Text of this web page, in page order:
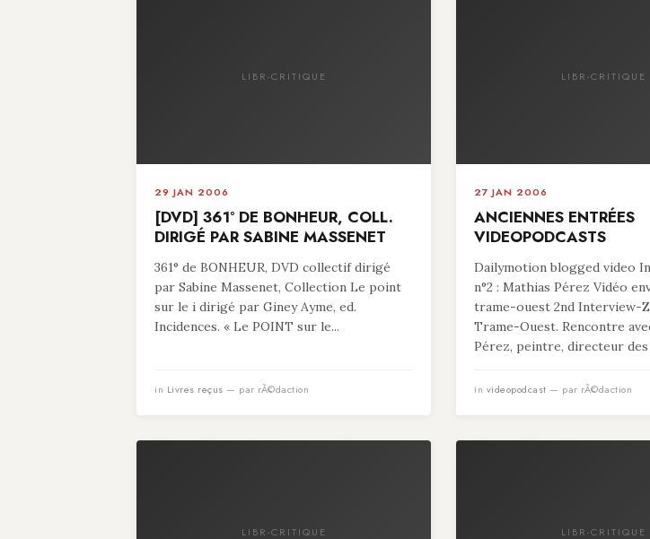
LIBR-CRITIQUE
29 JAN 2006
[DVD] 361° DE BONHEUR, COLL.
DIRIGÉ PAR SABINE MASSENET
361° de BONHEUR, DVD collectif dirigé
par Sabine Massenet, Collection Le point
sur le i dirigé par Giney Ayme, ed.
Incidences. « Le POINT sur le...
in Livres reçus — par rÃ©daction
LIBR-CRITIQUE
27 JAN 2006
ANCIENNES ENTRÉES
VIDEOPODCASTS
Dailymotion blogged video
n°2 : Mathias Pérez Vidéo
trame-ouest 2nd Interview-
Trame-Ouest. Rencontre
Pérez, peintre, directeur des
in videopodcast — par rÃ©daction
LIBR-CRITIQUE LIBR-CRITIQUE